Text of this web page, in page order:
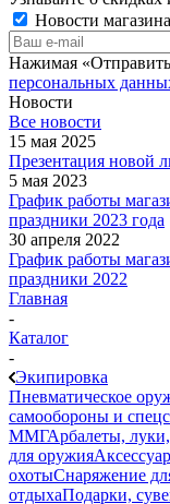
Новости магазина
Нажимая
персональных
Новости
Все новости
15 мая 2025
Презентация новой
5 мая 2023
График работы
праздники 2023 года
30 апреля 2022
График работы
праздники 2022
Главная
-
Каталог
-
Экипировка
Пневматическое
самообороны и
ММГАрбалеты,
для оружия
охотыСнаряжение
отдыхаПодарки,